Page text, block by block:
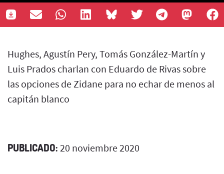
Hughes, Agustín Pery, Tomás González-Martín y
Luis Prados charlan con Eduardo de Rivas sobre
las opciones de Zidane para no echar de menos al
capitán blanco
PUBLICADO: 20 noviembre 2020